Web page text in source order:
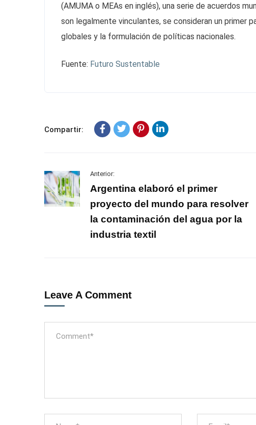
(AMUMA o MEAs en inglés), una serie de acuerdos
son legalmente vinculantes, se consideran un primer
globales y la formulación de políticas nacionales.
Fuente: Futuro Sustentable
Compartir:
Anterior:
Argentina elaboró el primer
proyecto del mundo para resolver
la contaminación del agua por la
industria textil
Leave A Comment